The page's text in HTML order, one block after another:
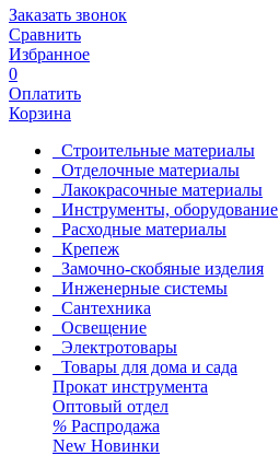
Заказать звонок
Сравнить
Избранное
0
Оплатить
Корзина
Строительные материалы
Отделочные материалы
Лакокрасочные материалы
Инструменты, оборудование
Расходные материалы
Крепеж
Замочно-скобяные изделия
Инженерные системы
Сантехника
Освещение
Электротовары
Товары для дома и сада
Прокат инструмента
Оптовый отдел
% Распродажа
New Новинки